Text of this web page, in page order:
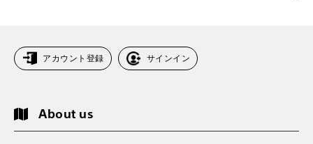
アカウント登録 サインイン
About us